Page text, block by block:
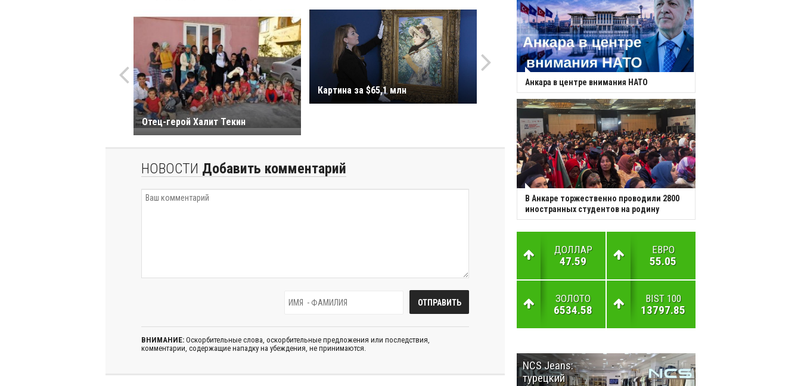
Отец-герой Халит Текин
Картина за $65,1 млн
НОВОСТИ Добавить комментарий
ВНИМАНИЕ: Оскорбительные слова, оскорбительные предложения или последствия,
комментарии, содержащие нападку на убеждения, не принимаются.
Анкара в центре внимания НАТО
В Анкаре торжественно проводили 2800
иностранных студентов на родину
ДОЛЛАР
47.59
ЕВРО
55.05
ЗОЛОТО
6534.58
BIST 100
13797.85
NCS Jeans:
турецкий